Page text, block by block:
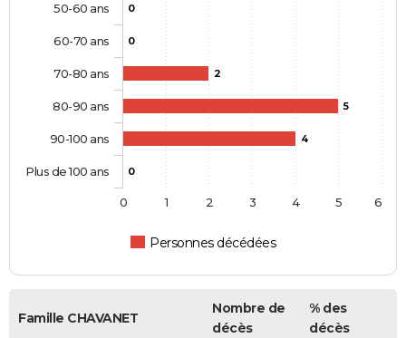
0
0
2
5
4
0
Personnes décédées
50-60 ans
60-70 ans
70-80 ans
80-90 ans
90-100 ans
Plus de 100 ans
0 1 2 3 4 5 6
Famille CHAVANET
Nombre de
décès
% des
décès